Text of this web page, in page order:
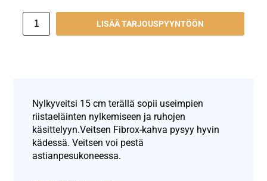
LISÄÄ TARJOUSPYYNTÖÖN
Nylkyveitsi 15 cm terällä sopii useimpien
riistaeläinten nylkemiseen ja ruhojen
käsittelyyn.Veitsen Fibrox-kahva pysyy hyvin
kädessä. Veitsen voi pestä
astianpesukoneessa.